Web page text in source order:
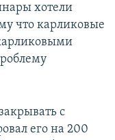
хотели
что карликовые
с
его на 200